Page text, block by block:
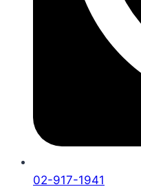
02-917-1941